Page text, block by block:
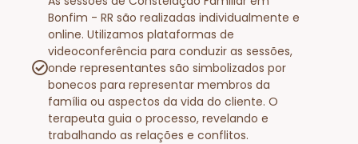
Bonfim - RR são realizadas individualmente e
online. Utilizamos plataformas de
videoconferência para conduzir as sessões,
onde representantes são simbolizados por
bonecos para representar membros da
família ou aspectos da vida do cliente. O
terapeuta guia o processo, revelando e
trabalhando as relações e conflitos.